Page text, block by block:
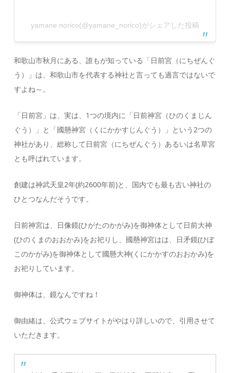
yamane norico(@yamane_norico)がシェアした投稿
和歌山市秋月にある、誰もが知っている「日前宮（にちぜんぐ
う）」は、和歌山市を代表する神社と言っても過言ではないで
すよね～。
「日前宮」は、実は、1つの境内に「日前神宮（ひのくまじん
ぐう）」と「國懸神宮（くにかかすじんぐう）」という2つの
神社があり、総称して日前宮（にちぜんぐう）あるいは名草宮
とも呼ばれています。
創建は神武天皇2年(約2600年前)と、国内でも最も古い神社の
ひとつなんだそうです。
日前神宮は、日像鏡(ひがたのかがみ)を御神体として日前大神
(ひのくまのおおかみ)をお祀りし、國懸神宮はは、日矛鏡(ひぼ
このかがみ)を御神体として國懸大神(くにかかすのおおかみ)を
お祀りしています。
御神体は、鏡なんですね！
御由緒は、公式ウェブサイトがやはり詳しいので、引用させて
いただきます。